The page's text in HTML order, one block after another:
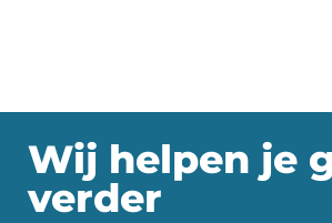
Wij helpen je
verder